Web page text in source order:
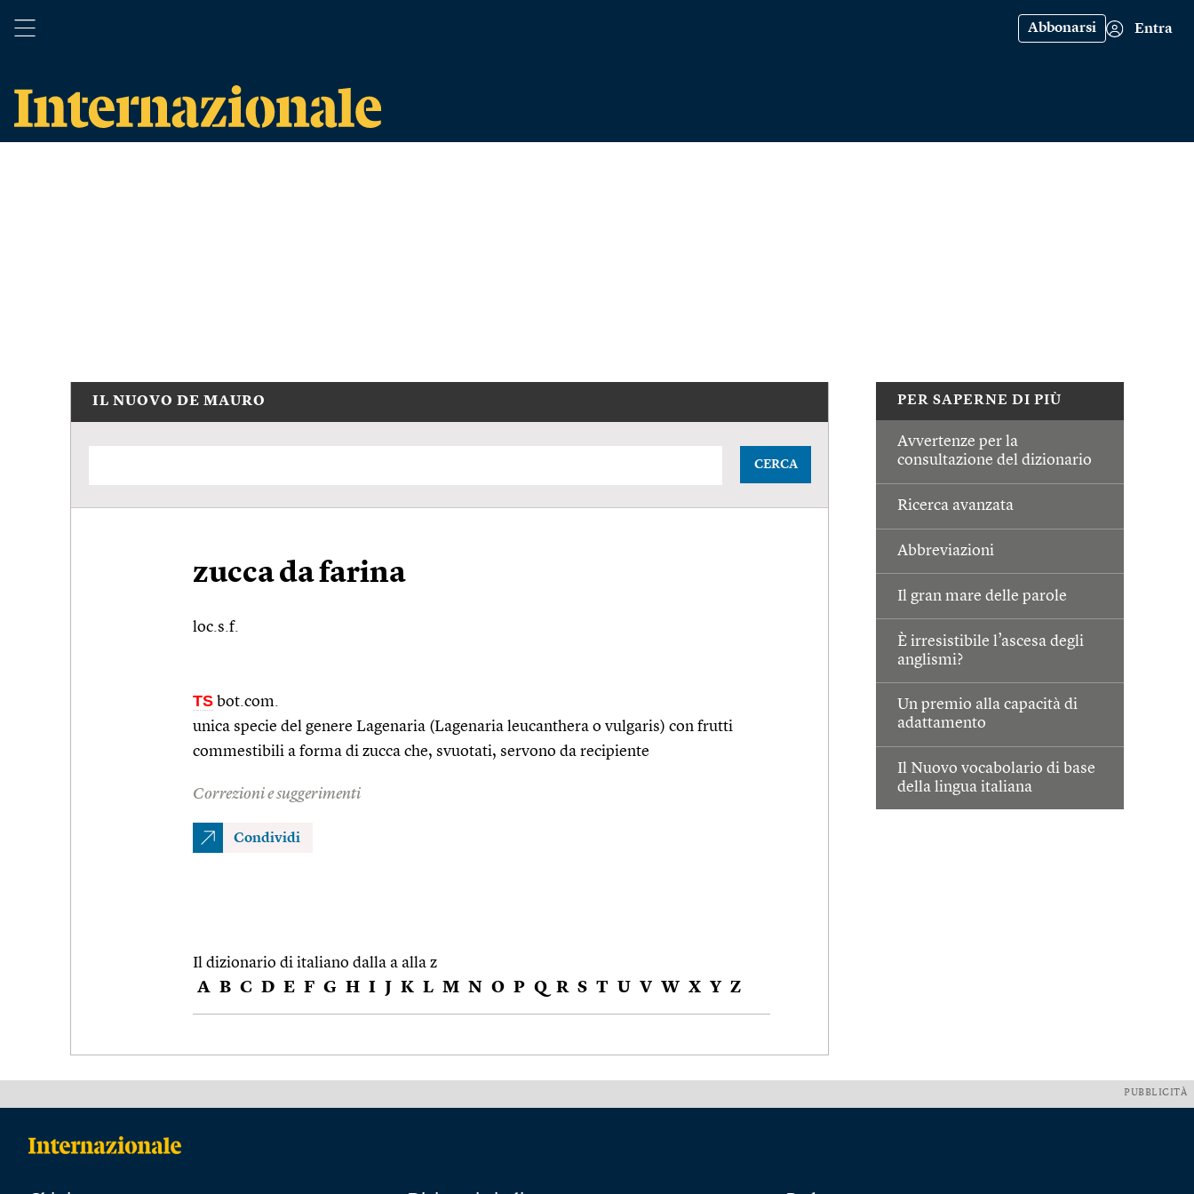
Abbonarsi Entra
PER SAPERNE DI PIÙ
Avvertenze per la
consultazione del dizionario
Ricerca avanzata
Abbreviazioni
Il gran mare delle parole
È irresistibile l’ascesa degli
anglismi?
Un premio alla capacità di
adattamento
Il Nuovo vocabolario di base
della lingua italiana
IL NUOVO DE MAURO
CERCA
zucca da farina
loc.s.f.
TS bot.com.
unica specie del genere Lagenaria (Lagenaria leucanthera o vulgaris) con frutti
commestibili a forma di zucca che, svuotati, servono da recipiente
Correzioni e suggerimenti
Condividi
Il dizionario di italiano dalla a alla z
A B C D E F G H I J K L M N O P Q R S T U V W X Y Z
PUBBLICITÀ